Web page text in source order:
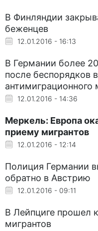
В Финляндии
беженцев
12.01.2016 - 16:13
В Германии более
после беспорядков
антимиграционного
12.01.2016 - 14:36
Меркель: Европа
приему мигрантов
12.01.2016 - 12:14
Полиция Германии
обратно в Австрию
12.01.2016 - 09:11
В Лейпциге прошел
мигрантов